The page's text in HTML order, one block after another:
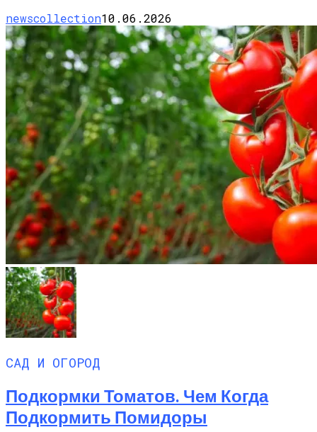
newscollection10.06.2026
САД И ОГОРОД
Подкормки Томатов. Чем Когда
Подкормить Помидоры